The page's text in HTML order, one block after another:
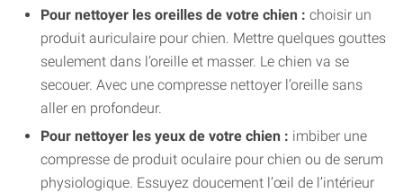
Pour nettoyer les oreilles de votre chien : choisir un
produit auriculaire pour chien. Mettre quelques gouttes
seulement dans l’oreille et masser. Le chien va se
secouer. Avec une compresse nettoyer l’oreille sans
aller en profondeur.
Pour nettoyer les yeux de votre chien : imbiber une
compresse de produit oculaire pour chien ou de serum
physiologique. Essuyez doucement l’œil de l’intérieur